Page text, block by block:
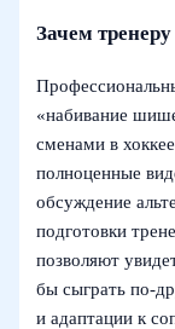
Зачем
«набивание
сменами в
полноценные
обсуждение
подготовки
позволяют
бы сыграть по-
и адаптации к